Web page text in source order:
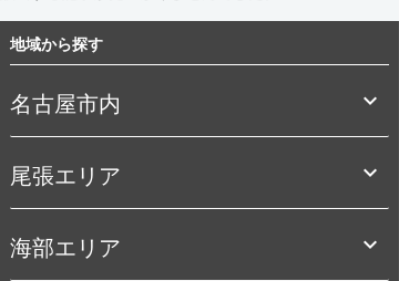
地域から探す
名古屋市内 
尾張エリア 
海部エリア 